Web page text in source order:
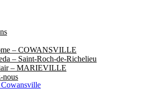
– COWANSVILLE​
– Saint-Roch-de-Richelieu
– MARIEVILLE
nous